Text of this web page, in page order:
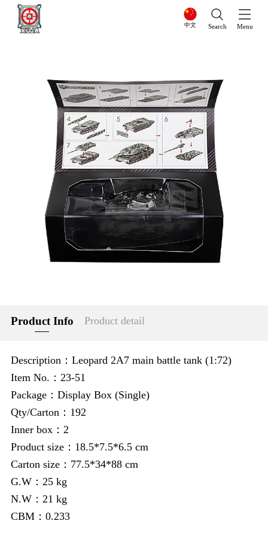
中文 Search Menu
Product Info Product detail
Description：Leopard 2A7 main battle tank (1:72)
Item No.：23-51
Package：Display Box (Single)
Qty/Carton：192
Inner box：2
Product size：18.5*7.5*6.5 cm
Carton size：77.5*34*88 cm
G.W：25 kg
N.W：21 kg
CBM：0.233